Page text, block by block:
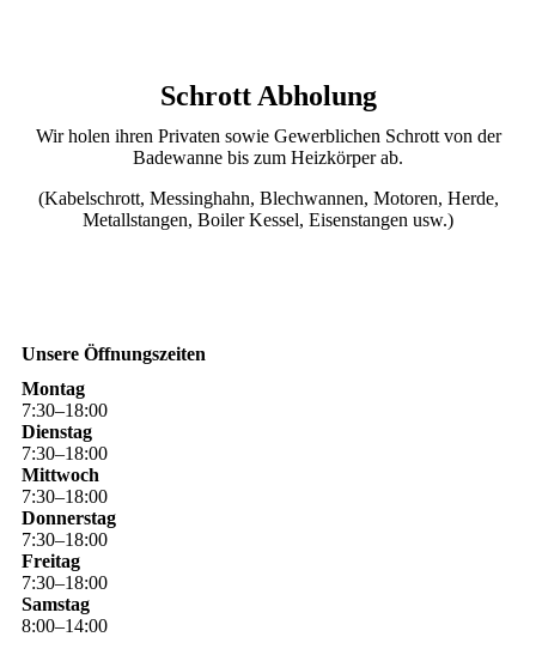
Schrott Abholung
Wir holen ihren Privaten sowie Gewerblichen Schrott von der
Badewanne bis zum Heizkörper ab.
(Kabelschrott, Messinghahn, Blechwannen, Motoren, Herde,
Metallstangen, Boiler Kessel, Eisenstangen usw.)
Unsere Öffnungszeiten
Montag
7:30–18:00
Dienstag
7:30–18:00
Mittwoch
7:30–18:00
Donnerstag
7:30–18:00
Freitag
7:30–18:00
Samstag
8:00–14:00